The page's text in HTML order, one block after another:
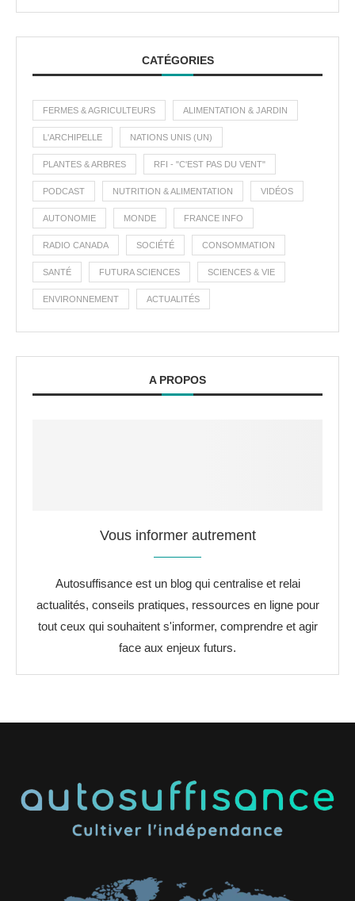
CATÉGORIES
FERMES & AGRICULTEURS ALIMENTATION & JARDIN
L'ARCHIPELLE NATIONS UNIS (UN)
PLANTES & ARBRES RFI - "C'EST PAS DU VENT"
PODCAST NUTRITION & ALIMENTATION VIDÉOS
AUTONOMIE MONDE FRANCE INFO
RADIO CANADA SOCIÉTÉ CONSOMMATION
SANTÉ FUTURA SCIENCES SCIENCES & VIE
ENVIRONNEMENT ACTUALITÉS
A PROPOS
Vous informer autrement
Autosuffisance est un blog qui centralise et relai
actualités, conseils pratiques, ressources en ligne pour
tout ceux qui souhaitent s'informer, comprendre et agir
face aux enjeux futurs.